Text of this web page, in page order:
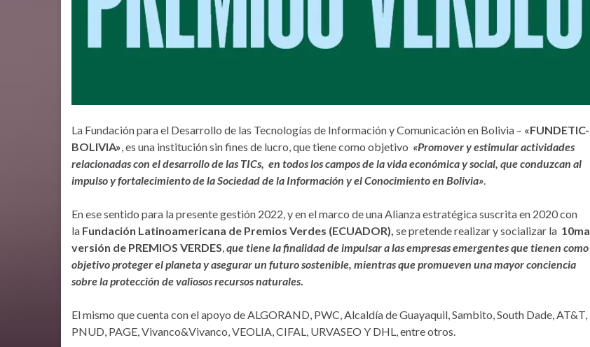
La Fundación para el Desarrollo de las Tecnologías de Información y Comunicación en Bolivia – «FUNDETIC-
BOLIVIA», es una institución sin fines de lucro, que tiene como objetivo «Promover y estimular actividades
relacionadas con el desarrollo de las TICs, en todos los campos de la vida económica y social, que conduzcan al
impulso y fortalecimiento de la Sociedad de la Información y el Conocimiento en Bolivia».
En ese sentido para la presente gestión 2022, y en el marco de una Alianza estratégica suscrita en 2020 con
la Fundación Latinoamericana de Premios Verdes (ECUADOR), se pretende realizar y socializar la 10ma
versión de PREMIOS VERDES,que tiene la finalidad de impulsar a las empresas emergentes que tienen como
objetivo proteger el planeta y asegurar un futuro sostenible, mientras que promueven una mayor conciencia
sobre la protección de valiosos recursos naturales.
El mismo que cuenta con el apoyo de ALGORAND, PWC, Alcaldía de Guayaquil, Sambito, South Dade, AT&T,
PNUD, PAGE, Vivanco&Vivanco, VEOLIA, CIFAL, URVASEO Y DHL, entre otros.